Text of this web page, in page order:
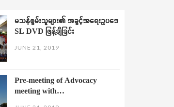
မသန်စွမ်းသူများ၏ အခွင့်အရေးဥပဒေ
SL DVD ဖြန့်ချိခြင်း
JUNE 21, 2019
Pre-meeting of Advocacy
meeting with…